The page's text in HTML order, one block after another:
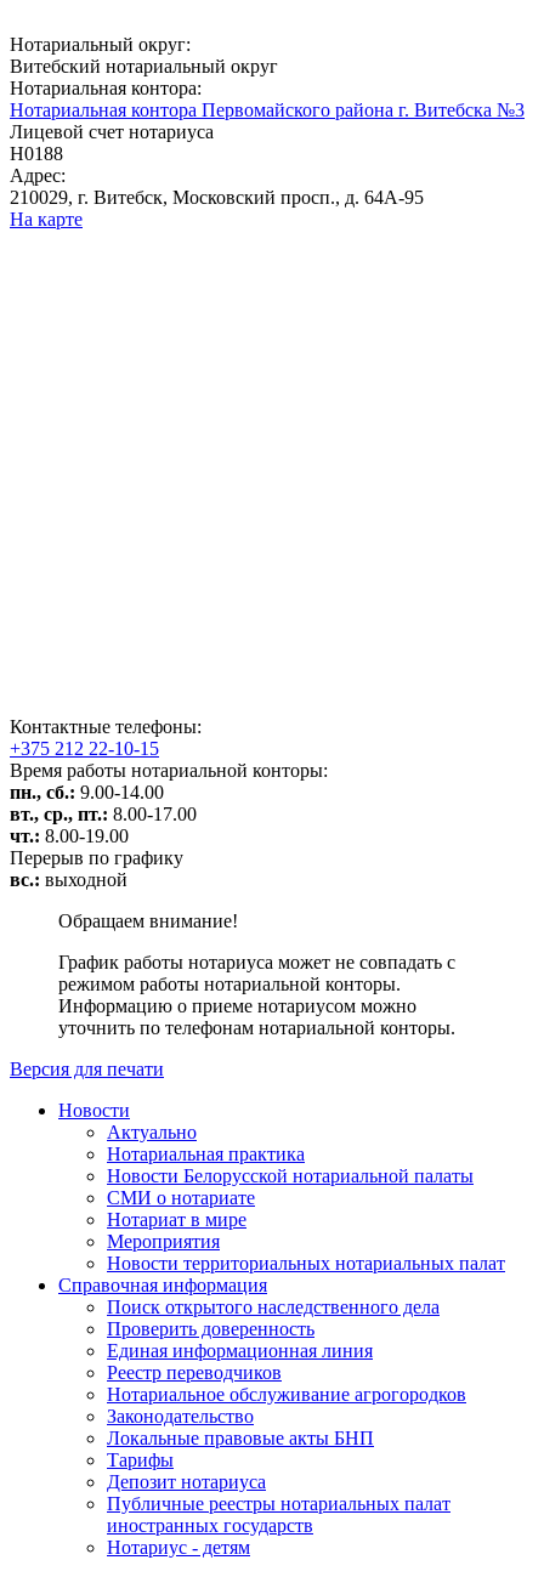
Нотариальный округ:
Витебский нотариальный округ
Нотариальная контора:
Нотариальная контора Первомайского района г. Витебска №3
Лицевой счет нотариуса
Н0188
Адрес:
210029, г. Витебск, Московский просп., д. 64А-95
На карте
Контактные телефоны:
+375 212 22-10-15
Время работы нотариальной конторы:
пн., сб.: 9.00-14.00
вт., ср., пт.: 8.00-17.00
чт.: 8.00-19.00
Перерыв по графику
вс.: выходной
Обращаем внимание!
График работы нотариуса может не совпадать с
режимом работы нотариальной конторы.
Информацию о приеме нотариусом можно
уточнить по телефонам нотариальной конторы.
Версия для печати
Новости
Актуально
Нотариальная практика
Новости Белорусской нотариальной палаты
СМИ о нотариате
Нотариат в мире
Мероприятия
Новости территориальных нотариальных палат
Справочная информация
Поиск открытого наследственного дела
Проверить доверенность
Единая информационная линия
Реестр переводчиков
Нотариальное обслуживание агрогородков
Законодательство
Локальные правовые акты БНП
Тарифы
Депозит нотариуса
Публичные реестры нотариальных палат
иностранных государств
Нотариус - детям